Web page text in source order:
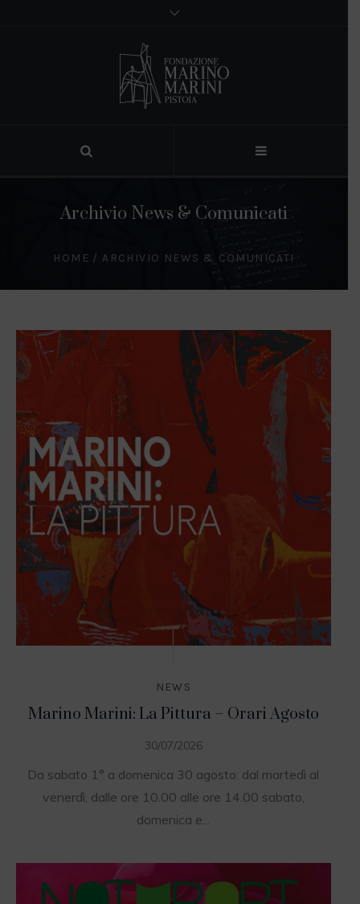
Archivio News & Comunicati
HOME / ARCHIVIO NEWS & COMUNICATI
NEWS
Marino Marini: La Pittura – Orari Agosto
30/07/2026
Da sabato 1° a domenica 30 agosto: dal martedì al
venerdì, dalle ore 10.00 alle ore 14.00 sabato,
domenica e...